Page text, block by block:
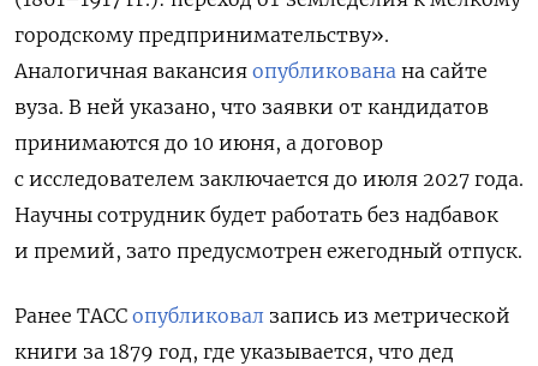
городскому предпринимательству».
Аналогичная вакансия опубликована на сайте
вуза. В ней указано, что заявки от кандидатов
принимаются до 10 июня, а договор
с исследователем заключается до июля 2027 года.
Научны сотрудник будет работать без надбавок
и премий, зато предусмотрен ежегодный отпуск.
Ранее ТАСС опубликовал запись из метрической
книги за 1879 год, где указывается, что дед